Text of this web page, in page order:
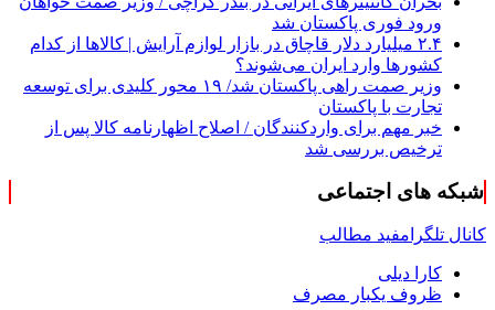
ورود فوری پاکستان شد
۲.۴ میلیارد دلار قاچاق در بازار لوازم آرایش | کالاها از کدام
کشورها وارد ایران می‌شوند؟
وزیر صمت راهی پاکستان شد/ ۱۹ محور کلیدی برای توسعه
تجارت با پاکستان
خبر مهم برای واردکنندگان / اصلاح اظهارنامه کالا پس از
ترخیص بررسی شد
شبکه های اجتماعی
کانال تلگرامفید مطالب
کارا دیلی
ظروف یکبار مصرف